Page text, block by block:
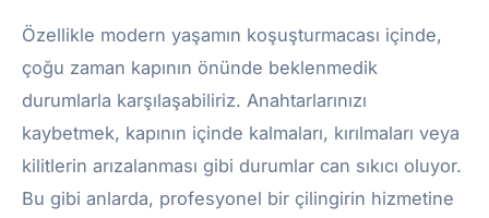
Özellikle modern yaşamın koşuşturmacası içinde,
çoğu zaman kapının önünde beklenmedik
durumlarla karşılaşabiliriz. Anahtarlarınızı
kaybetmek, kapının içinde kalmaları, kırılmaları veya
kilitlerin arızalanması gibi durumlar can sıkıcı oluyor.
Bu gibi anlarda, profesyonel bir çilingirin hizmetine